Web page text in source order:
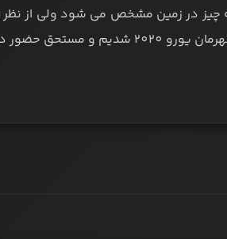
چیز در زمین مشخص می شود ولی از نظر
جام جهانی بودیم."